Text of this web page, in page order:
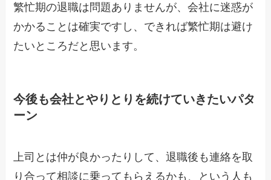
繁忙期の退職は問題ありませんが、会社に迷惑が
かかることは確実ですし、できれば繁忙期は避け
たいところだと思います。
今後も会社とやりとりを続けていきたいパタ
ーン
上司とは仲が良かったりして、退職後も連絡を取
り合って相談に乗ってもらえるかも、という人も